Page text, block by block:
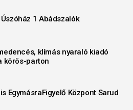
1 Abádszalók
klímás nyaraló kiadó
körös-parton
EgymásraFigyelő Központ Sarud